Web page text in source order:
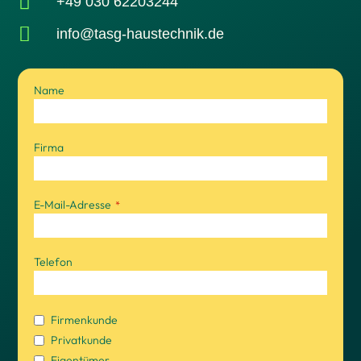
 info@tasg-haustechnik.de
Name
Firma
E-Mail-Adresse *
Telefon
Firmenkunde
Privatkunde